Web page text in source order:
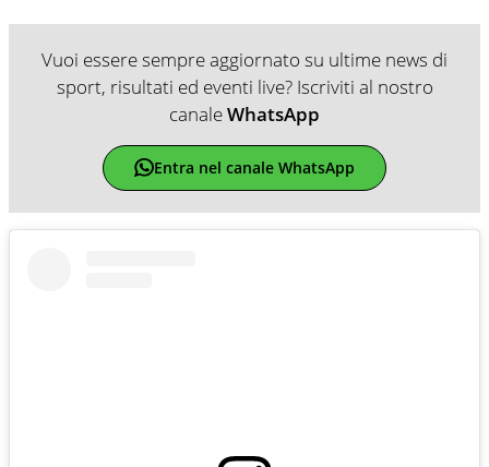
Vuoi essere sempre aggiornato su ultime news di
sport, risultati ed eventi live? Iscriviti al nostro
canaleWhatsApp
Entra nel canale WhatsApp